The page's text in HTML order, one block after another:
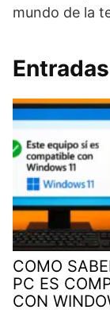
mundo de la
COMO
PC ES
CON